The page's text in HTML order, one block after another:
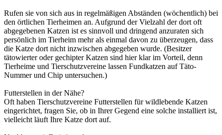
Rufen sie von sich aus in regelmäßigen Abständen (wöchentlich) bei
den örtlichen Tierheimen an. Aufgrund der Vielzahl der dort oft
abgegebenen Katzen ist es sinnvoll und dringend anzuraten sich
persönlich im Tierheim mehr als einmal davon zu überzeugen, dass
die Katze dort nicht inzwischen abgegeben wurde. (Besitzer
tätowierter oder gechipter Katzen sind hier klar im Vorteil, denn
Tierheime und Tierschutzvereine lassen Fundkatzen auf Täto-
Nummer und Chip untersuchen.)
Futterstellen in der Nähe?
Oft haben Tierschutzvereine Futterstellen für wildlebende Katzen
eingerichtet, fragen Sie, ob in Ihrer Gegend eine solche installiert ist,
vielleicht läuft Ihre Katze dort auf.